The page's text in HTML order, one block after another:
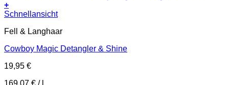
+
Schnellansicht
Fell & Langhaar
Cowboy Magic Detangler & Shine
19,95 €